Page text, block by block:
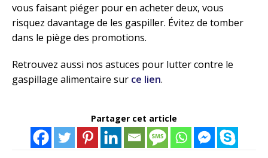
vous faisant piéger pour en acheter deux, vous
risquez davantage de les gaspiller. Évitez de tomber
dans le piège des promotions.
Retrouvez aussi nos astuces pour lutter contre le
gaspillage alimentaire sur ce lien.
Partager cet article